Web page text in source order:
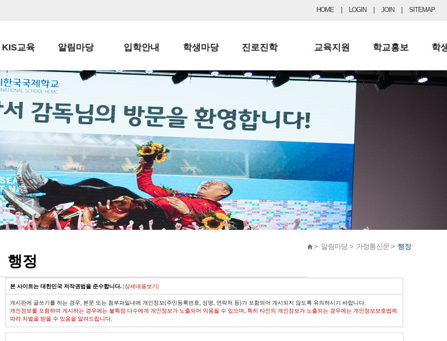
HOME LOGIN JOIN SITEMAP
KIS교육
교육목표
학사일정
일과시간표
성과평가자료
알림마당
공지사항
납부금 안내
스쿨버스 운행 안내
급식안내
서식자료실
학부모방
정기고사 기출문제
입학안내
전-편입 서류양식
입학금/수업료
교복구입안내
학생마당
학생생활규정
학교신문
자율진로동아리
유초등 소식지
진로진학
공지사항 및 입시자료
드림레터
교육지원
행정실
학교운영위원회
학교건축기금
학교홍보
보도자료
학
> 알림마당 > 가정통신문 > 행정
행정
본 사이트는 대한민국 저작권법을 준수합니다. [상세내용보기]
게시판에 글쓰기를 하는 경우, 본문 또는 첨부파일내에 개인정보(주민등록번호, 성명, 연락처 등)가 포함되어 게시되지 않도록 유의하시기 바랍니다.
개인정보를 포함하여 게시하는 경우에는 불특정 다수에게 개인정보가 노출되어 악용될 수 있으며, 특히 타인의 개인정보가 노출되는 경우에는 개인정보보호법에
따라 처벌을 받을 수 있음을 알려드립니다.